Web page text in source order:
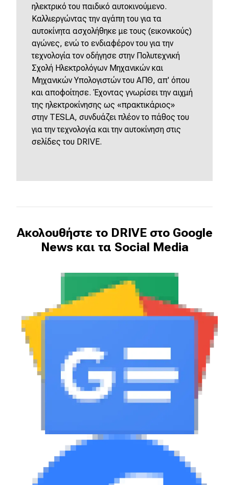
ηλεκτρικό του παιδικό αυτοκινούμενο.
Καλλιεργώντας την αγάπη του για τα
αυτοκίνητα ασχολήθηκε με τους (εικονικούς)
αγώνες, ενώ το ενδιαφέρον του για την
τεχνολογία τον οδήγησε στην Πολυτεχνική
Σχολή Ηλεκτρολόγων Μηχανικών και
Μηχανικών Υπολογιστών του ΑΠΘ, απ' όπου
και αποφοίτησε. Έχοντας γνωρίσει την αιχμή
της ηλεκτροκίνησης ως «πρακτικάριος»
στην TESLA, συνδυάζει πλέον το πάθος του
για την τεχνολογία και την αυτοκίνηση στις
σελίδες του DRIVE.
Ακολουθήστε το DRIVE στο Google
News και τα Social Media